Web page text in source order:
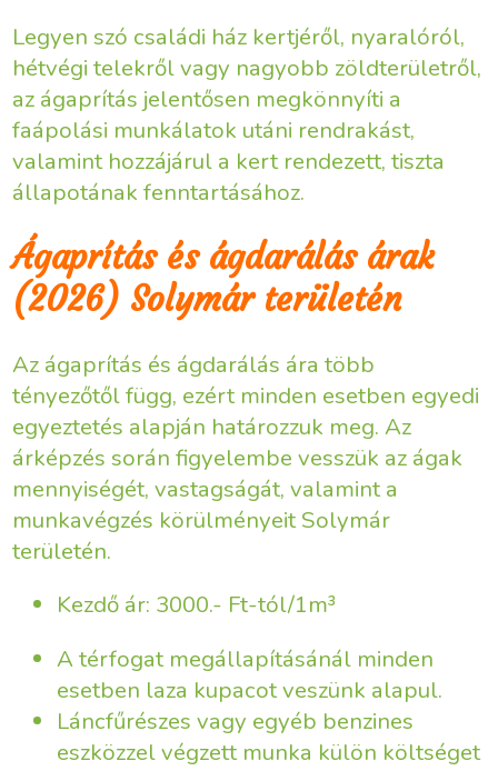
Legyen szó családi ház kertjéről, nyaralóról,
hétvégi telekről vagy nagyobb zöldterületről,
az ágaprítás jelentősen megkönnyíti a
faápolási munkálatok utáni rendrakást,
valamint hozzájárul a kert rendezett, tiszta
állapotának fenntartásához.
Ágaprítás és ágdarálás árak
(2026) Solymár területén
Az ágaprítás és ágdarálás ára több
tényezőtől függ, ezért minden esetben egyedi
egyeztetés alapján határozzuk meg. Az
árképzés során figyelembe vesszük az ágak
mennyiségét, vastagságát, valamint a
munkavégzés körülményeit Solymár
területén.
Kezdő ár: 3000.- Ft-tól/1m³
A térfogat megállapításánál minden
esetben laza kupacot veszünk alapul.
Láncfűrészes vagy egyéb benzines
eszközzel végzett munka külön költséget